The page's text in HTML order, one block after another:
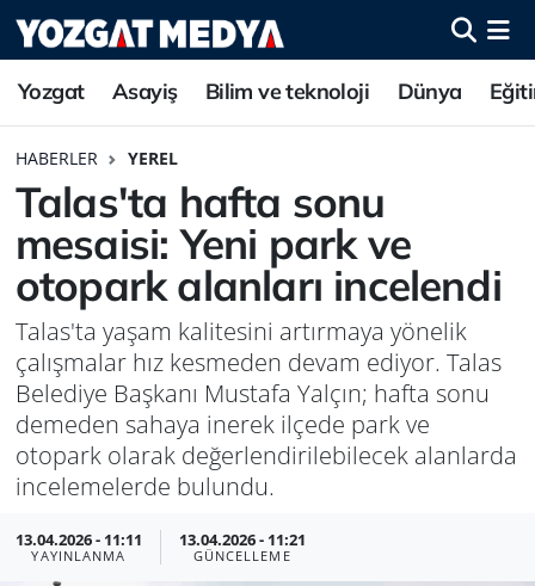
Yozgat Asayiş Bilim ve teknoloji Dünya
HABERLER YEREL
Talas'ta hafta sonu
mesaisi: Yeni park ve
otopark alanları incelendi
Talas'ta yaşam kalitesini artırmaya yönelik
çalışmalar hız kesmeden devam ediyor. Talas
Belediye Başkanı Mustafa Yalçın; hafta sonu
demeden sahaya inerek ilçede park ve
otopark olarak değerlendirilebilecek alanlarda
incelemelerde bulundu.
13.04.2026 - 11:11
YAYINLANMA
13.04.2026 - 11:21
GÜNCELLEME